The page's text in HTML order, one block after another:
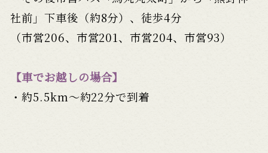
社前」下車後（約8分）、徒歩4分
（市営206、市営201、市営204、市営93）
【車でお越しの場合】
・約5.5km～約22分で到着